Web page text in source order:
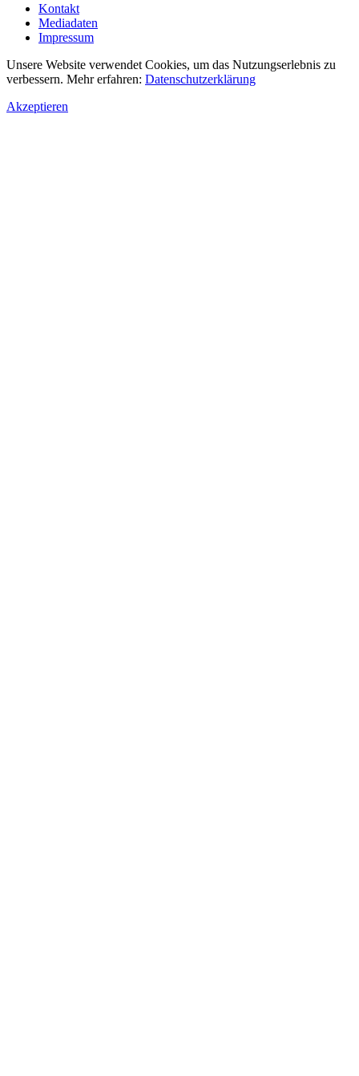
Kontakt
Mediadaten
Impressum
Unsere Website verwendet Cookies, um das Nutzungserlebnis zu
verbessern. Mehr erfahren: Datenschutzerklärung
Akzeptieren